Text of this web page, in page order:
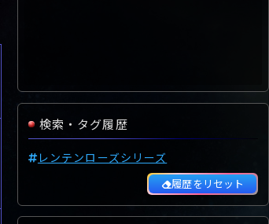
検索・タグ履歴
レンテンローズシリーズ
履歴をリセット